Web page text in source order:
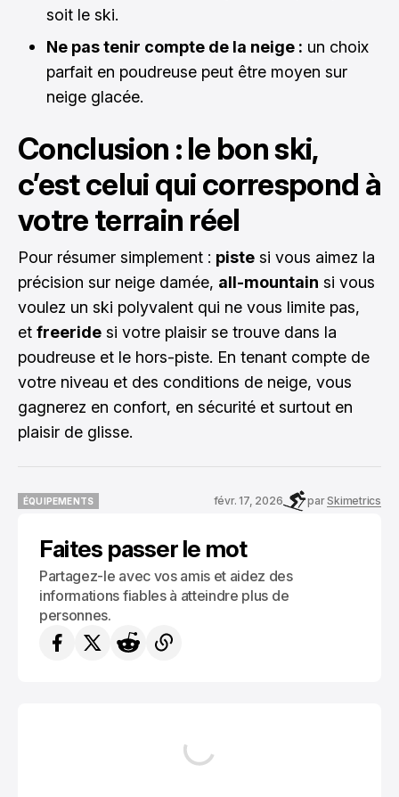
soit le ski.
Ne pas tenir compte de la neige : un choix
parfait en poudreuse peut être moyen sur
neige glacée.
Conclusion : le bon ski,
c’est celui qui correspond à
votre terrain réel
Pour résumer simplement : piste si vous aimez la
précision sur neige damée, all-mountain si vous
voulez un ski polyvalent qui ne vous limite pas,
et freeride si votre plaisir se trouve dans la
poudreuse et le hors-piste. En tenant compte de
votre niveau et des conditions de neige, vous
gagnerez en confort, en sécurité et surtout en
plaisir de glisse.
ÉQUIPEMENTS
févr. 17, 2026 parSkimetrics
Faites passer le mot
Partagez-le avec vos amis et aidez des
informations fiables à atteindre plus de
personnes.